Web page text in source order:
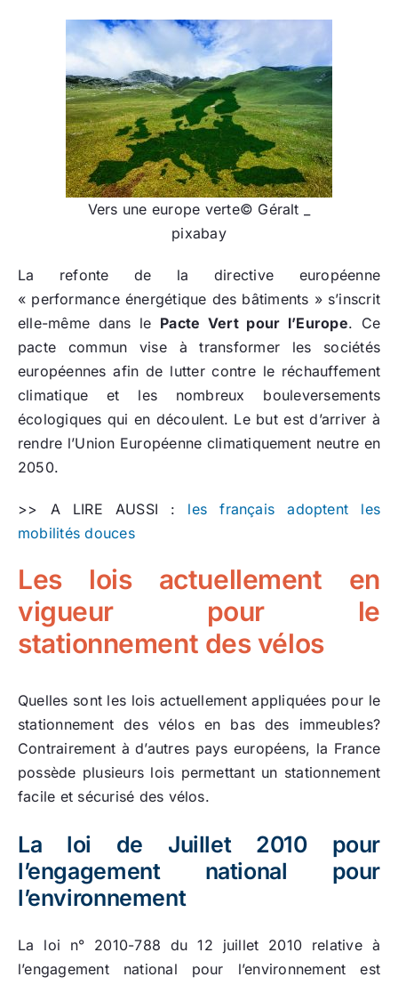
Vers une europe verte© Géralt _
pixabay
La refonte de la directive européenne
« performance énergétique des bâtiments » s’inscrit
elle-même dans le Pacte Vert pour l’Europe. Ce
pacte commun vise à transformer les sociétés
européennes afin de lutter contre le réchauffement
climatique et les nombreux bouleversements
écologiques qui en découlent. Le but est d’arriver à
rendre l’Union Européenne climatiquement neutre en
2050.
>> A LIRE AUSSI : les français adoptent les
mobilités douces
Les lois actuellement en
vigueur pour le
stationnement des vélos
Quelles sont les lois actuellement appliquées pour le
stationnement des vélos en bas des immeubles?
Contrairement à d’autres pays européens, la France
possède plusieurs lois permettant un stationnement
facile et sécurisé des vélos.
La loi de Juillet 2010 pour
l’engagement national pour
l’environnement
La loi n° 2010-788 du 12 juillet 2010 relative à
l’engagement national pour l’environnement est